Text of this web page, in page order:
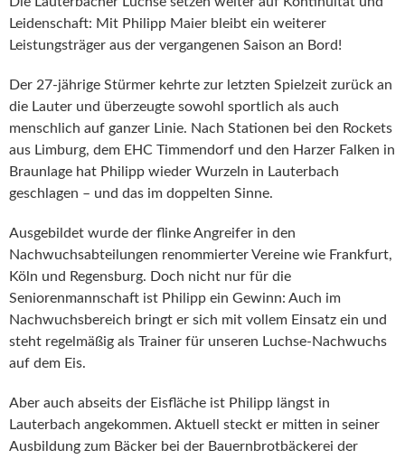
Leidenschaft: Mit Philipp Maier bleibt ein weiterer
Leistungsträger aus der vergangenen Saison an Bord!
Der 27-jährige Stürmer kehrte zur letzten Spielzeit zurück an
die Lauter und überzeugte sowohl sportlich als auch
menschlich auf ganzer Linie. Nach Stationen bei den Rockets
aus Limburg, dem EHC Timmendorf und den Harzer Falken in
Braunlage hat Philipp wieder Wurzeln in Lauterbach
geschlagen – und das im doppelten Sinne.
Ausgebildet wurde der flinke Angreifer in den
Nachwuchsabteilungen renommierter Vereine wie Frankfurt,
Köln und Regensburg. Doch nicht nur für die
Seniorenmannschaft ist Philipp ein Gewinn: Auch im
Nachwuchsbereich bringt er sich mit vollem Einsatz ein und
steht regelmäßig als Trainer für unseren Luchse-Nachwuchs
auf dem Eis.
Aber auch abseits der Eisfläche ist Philipp längst in
Lauterbach angekommen. Aktuell steckt er mitten in seiner
Ausbildung zum Bäcker bei der Bauernbrotbäckerei der